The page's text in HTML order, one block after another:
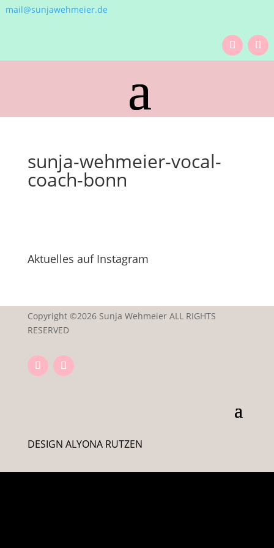
mail@sunjawehmeier.de
sunja-wehmeier-vocal-
coach-bonn
Aktuelles auf Instagram
Copyright ©2026 Sunja Wehmeier ALL RIGHTS
RESERVED
DESIGN ALYONA RUTZEN